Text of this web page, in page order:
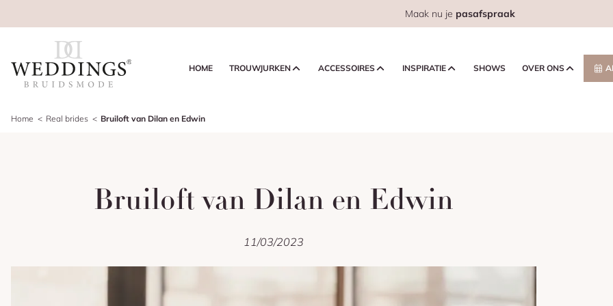
Maak nu je pasafspraak
HOME TROUWJURKEN ACCESSOIRES INSPIRATIE SHOWS OVER ONS
Home Real brides Bruiloft van Dilan en Edwin
Bruiloft van Dilan en Edwin
11/03/2023